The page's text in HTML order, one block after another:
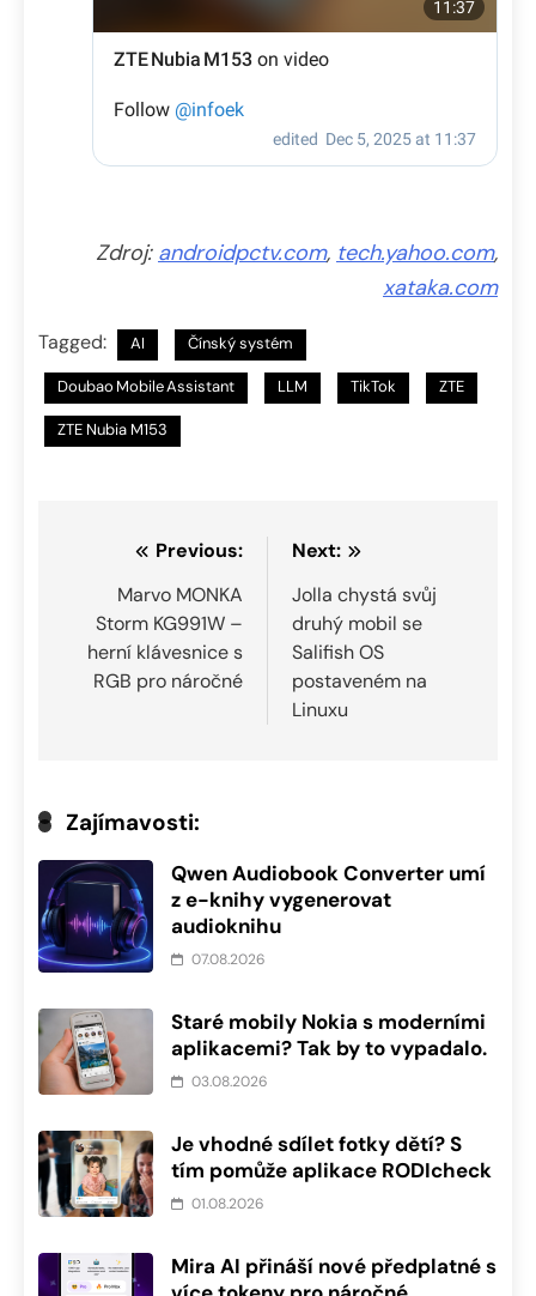
Zdroj: androidpctv.com, tech.yahoo.com,
xataka.com
Tagged: AI Čínský systém
Doubao Mobile Assistant LLM TikTok ZTE
ZTE Nubia M153
Navigace
příspěvek
Previous:
Marvo MONKA
Storm KG991W –
herní klávesnice s
RGB pro náročné
Next:
Jolla chystá svůj
druhý mobil se
Salifish OS
postaveném na
Linuxu
Zajímavosti:
Qwen Audiobook Converter umí
z e-knihy vygenerovat
audioknihu
07.08.2026
Staré mobily Nokia s moderními
aplikacemi? Tak by to vypadalo.
03.08.2026
Je vhodné sdílet fotky dětí? S
tím pomůže aplikace RODIcheck
01.08.2026
Mira AI přináší nové předplatné s